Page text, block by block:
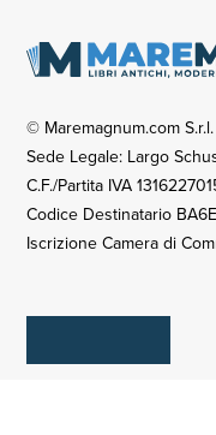
© Maremagnum.com S.r.l.
Sede Legale: Largo
C.F./Partita IVA
Codice Destinatario
Iscrizione Camera di